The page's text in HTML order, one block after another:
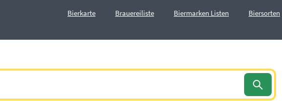
Bierkarte Brauereiliste Biermarken Listen Biersorten